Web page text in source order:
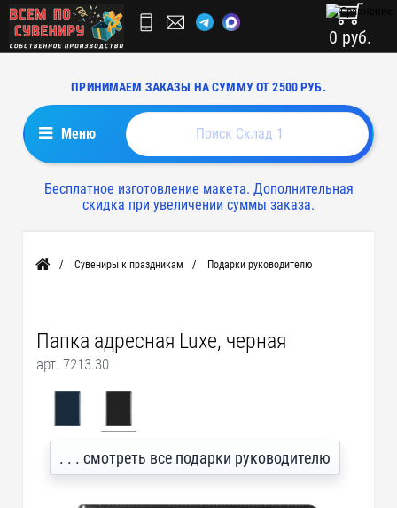
ПРИНИМАЕМ ЗАКАЗЫ НА СУММУ ОТ 2500 РУБ.
0 руб.
Меню
Бесплатное изготовление макета. Дополнительная
скидка при увеличении суммы заказа.
Главная Сувениры к праздникам Подарки руководителю
Папка адресная Luxe, черная
арт. 7213.30
. . . смотреть все подарки руководителю